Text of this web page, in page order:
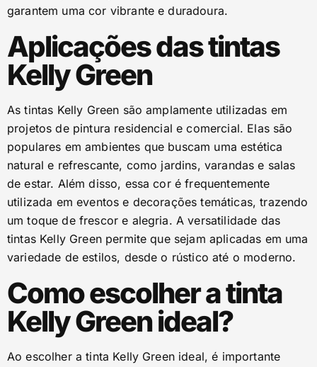
garantem uma cor vibrante e duradoura.
Aplicações das tintas
Kelly Green
As tintas Kelly Green são amplamente utilizadas em
projetos de pintura residencial e comercial. Elas são
populares em ambientes que buscam uma estética
natural e refrescante, como jardins, varandas e salas
de estar. Além disso, essa cor é frequentemente
utilizada em eventos e decorações temáticas, trazendo
um toque de frescor e alegria. A versatilidade das
tintas Kelly Green permite que sejam aplicadas em uma
variedade de estilos, desde o rústico até o moderno.
Como escolher a tinta
Kelly Green ideal?
Ao escolher a tinta Kelly Green ideal, é importante